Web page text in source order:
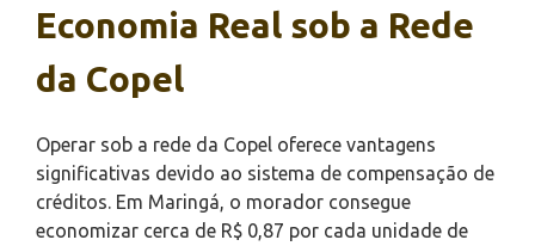
Economia Real sob a Rede
da Copel
Operar sob a rede da Copel oferece vantagens
significativas devido ao sistema de compensação de
créditos. Em Maringá, o morador consegue
economizar cerca de R$ 0,87 por cada unidade de